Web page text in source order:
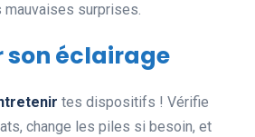
mauvaises surprises.
son éclairage
tes dispositifs ! Vérifie
change les piles si besoin, et